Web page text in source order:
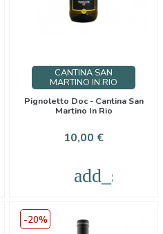
CANTINA SAN
MARTINO IN RIO
Pignoletto Doc - Cantina San
Martino In Rio
Cena
10,00 €
-20%